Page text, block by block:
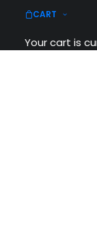
CART
Your cart is